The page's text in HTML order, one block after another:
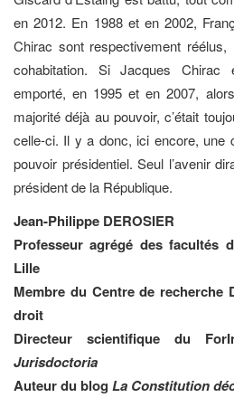
en 2012. En 1988 et en 2002,
Chirac sont respectivement
cohabitation. Si Jacques Chirac
emporté, en 1995 et en 2007,
majorité déjà au pouvoir, c’était
celle-ci. Il y a donc, ici encore, une
pouvoir présidentiel. Seul l’avenir
président de la République.
Jean-Philippe DEROSIER
Professeur agrégé des facultés
Lille
Membre du Centre de recherche
droit
Directeur scientifique du
Jurisdoctoria
Auteur du blog La Constitution